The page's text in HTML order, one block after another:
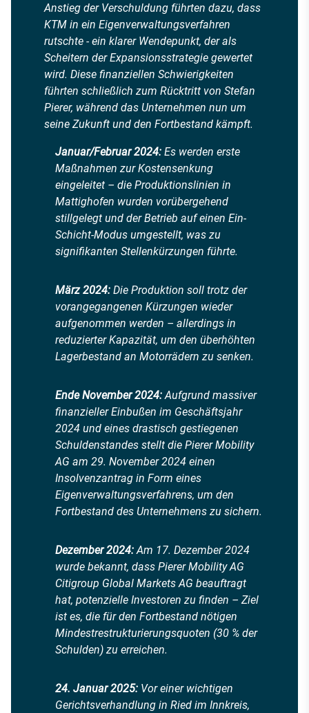
Anstieg der Verschuldung führten dazu, dass
KTM in ein Eigenverwaltungsverfahren
rutschte - ein klarer Wendepunkt, der als
Scheitern der Expansionsstrategie gewertet
wird. Diese finanziellen Schwierigkeiten
führten schließlich zum Rücktritt von Stefan
Pierer, während das Unternehmen nun um
seine Zukunft und den Fortbestand kämpft.
Januar/Februar 2024: Es werden erste
Maßnahmen zur Kostensenkung
eingeleitet – die Produktionslinien in
Mattighofen wurden vorübergehend
stillgelegt und der Betrieb auf einen Ein-
Schicht-Modus umgestellt, was zu
signifikanten Stellenkürzungen führte.
März 2024: Die Produktion soll trotz der
vorangegangenen Kürzungen wieder
aufgenommen werden – allerdings in
reduzierter Kapazität, um den überhöhten
Lagerbestand an Motorrädern zu senken.
Ende November 2024:Aufgrund massiver
finanzieller Einbußen im Geschäftsjahr
2024 und eines drastisch gestiegenen
Schuldenstandes stellt die Pierer Mobility
AG am 29. November 2024 einen
Insolvenzantrag in Form eines
Eigenverwaltungsverfahrens, um den
Fortbestand des Unternehmens zu sichern.
Dezember 2024:Am 17. Dezember 2024
wurde bekannt, dass Pierer Mobility AG
Citigroup Global Markets AG beauftragt
hat, potenzielle Investoren zu finden – Ziel
ist es, die für den Fortbestand nötigen
Mindestrestrukturierungsquoten (30 % der
Schulden) zu erreichen.
24. Januar 2025: Vor einer wichtigen
Gerichtsverhandlung in Ried im Innkreis,